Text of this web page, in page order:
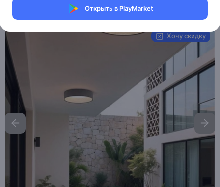
Открыть в PlayMarket
MXM0327591510
Хочу скидку